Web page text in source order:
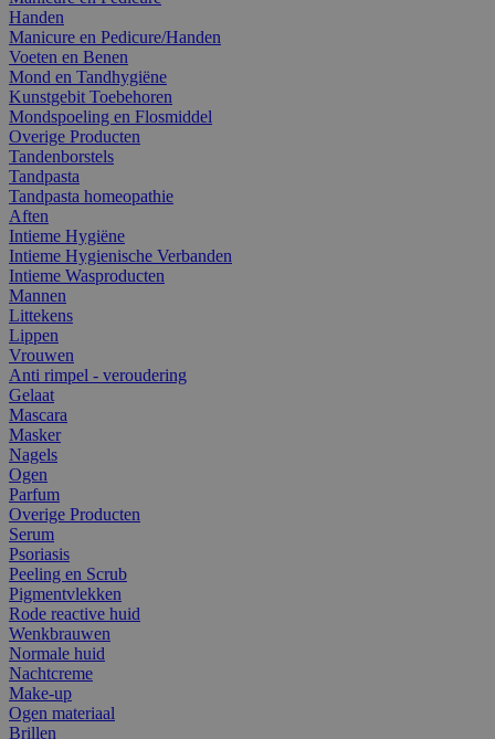
Handen
Manicure en Pedicure/Handen
Voeten en Benen
Mond en Tandhygiëne
Kunstgebit Toebehoren
Mondspoeling en Flosmiddel
Overige Producten
Tandenborstels
Tandpasta
Tandpasta homeopathie
Aften
Intieme Hygiëne
Intieme Hygienische Verbanden
Intieme Wasproducten
Mannen
Littekens
Lippen
Vrouwen
Anti rimpel - veroudering
Gelaat
Mascara
Masker
Nagels
Ogen
Parfum
Overige Producten
Serum
Psoriasis
Peeling en Scrub
Pigmentvlekken
Rode reactive huid
Wenkbrauwen
Normale huid
Nachtcreme
Make-up
Ogen materiaal
Brillen